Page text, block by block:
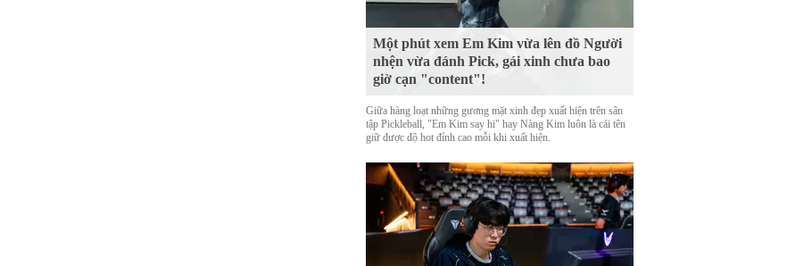
Một phút xem Em Kim vừa lên đồ Người
nhện vừa đánh Pick, gái xinh chưa bao
giờ cạn "content"!
Giữa hàng loạt những gương mặt xinh đẹp xuất hiện trên sân
tập Pickleball, "Em Kim say hi" hay Nàng Kim luôn là cái tên
giữ được độ hot đỉnh cao mỗi khi xuất hiện.